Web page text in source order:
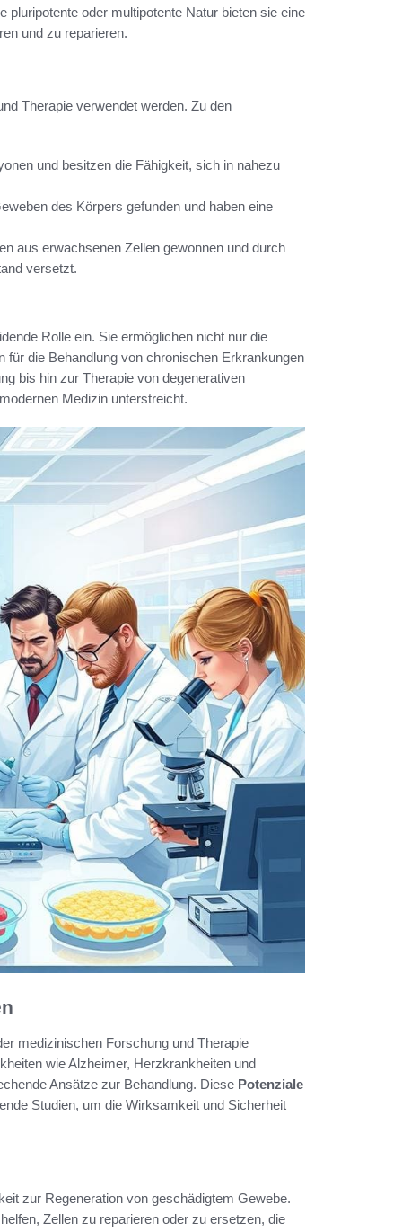
oder multipotente Natur bieten sie eine
und zu reparieren.
Therapie verwendet werden. Zu den
und besitzen die Fähigkeit, sich in nahezu
des Körpers gefunden und haben eine
aus erwachsenen Zellen gewonnen und durch
versetzt.
Rolle ein. Sie ermöglichen nicht nur die
die Behandlung von chronischen Erkrankungen
bis hin zur Therapie von degenerativen
Medizin unterstreicht.
medizinischen Forschung und Therapie
wie Alzheimer, Herzkrankheiten und
Ansätze zur Behandlung. Diese Potenziale
Studien, um die Wirksamkeit und Sicherheit
zur Regeneration von geschädigtem Gewebe.
Zellen zu reparieren oder zu ersetzen, die